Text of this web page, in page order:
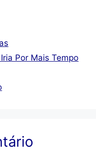
Por Mais Tempo